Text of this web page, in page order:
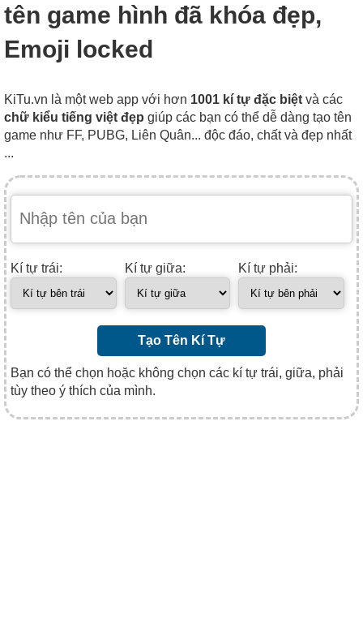
tên game hình đã khóa đẹp,
Emoji locked
KiTu.vn là một web app với hơn 1001 kí tự đặc biệt và các
chữ kiểu tiếng việt đẹp giúp các bạn có thể dễ dàng tạo tên
game như FF, PUBG, Liên Quân... độc đáo, chất và đẹp nhất
...
Kí tự trái: Kí tự giữa: Kí tự phải:
Tạo Tên Kí Tự
Bạn có thể chọn hoặc không chọn các kí tự trái, giữa, phải
tùy theo ý thích của mình.